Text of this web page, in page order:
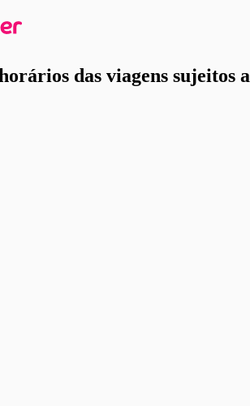
das viagens sujeitos a